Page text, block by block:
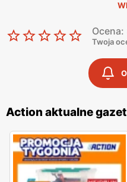
produkty z kategorii takich
gospodarstwa domowego,
papiernicze, zabawki,
to miejsce, gdzie
codziennego użytku, jak i
zaskoczą każdego klienta.
Action
są regularnie
promocje
nim klienci mogą na
i specjalne okazje, co
atrakcyjnymi.Gazetki
Ocena:
Twoja
Action aktualne